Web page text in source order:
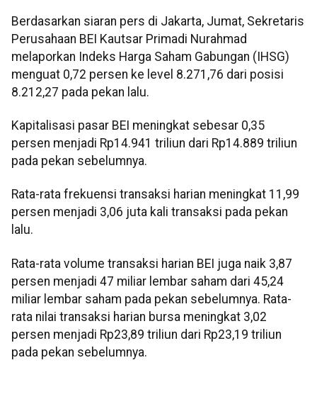
Berdasarkan siaran pers di Jakarta, Jumat, Sekretaris
Perusahaan BEI Kautsar Primadi Nurahmad
melaporkan Indeks Harga Saham Gabungan (IHSG)
menguat 0,72 persen ke level 8.271,76 dari posisi
8.212,27 pada pekan lalu.
Kapitalisasi pasar BEI meningkat sebesar 0,35
persen menjadi Rp14.941 triliun dari Rp14.889 triliun
pada pekan sebelumnya.
Rata-rata frekuensi transaksi harian meningkat 11,99
persen menjadi 3,06 juta kali transaksi pada pekan
lalu.
Rata-rata volume transaksi harian BEI juga naik 3,87
persen menjadi 47 miliar lembar saham dari 45,24
miliar lembar saham pada pekan sebelumnya. Rata-
rata nilai transaksi harian bursa meningkat 3,02
persen menjadi Rp23,89 triliun dari Rp23,19 triliun
pada pekan sebelumnya.